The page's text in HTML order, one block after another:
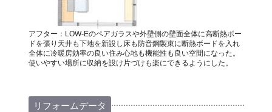
アフター：LOW-Eのペアガラスや外壁側の壁面全体に高断熱ボー
ドを張り天井も下地を新設し床も防音鋼製束に断熱ボードを入れ
全体に冷暖房効率の良い住み心地も機能性も良い空間になった。
使いやすい場所に収納を設け片づけも楽にできるようにした。
リフォームデータ